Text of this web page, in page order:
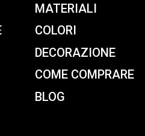
MATERIALI
COLORI
DECORAZIONE
COME COMPRARE
BLOG